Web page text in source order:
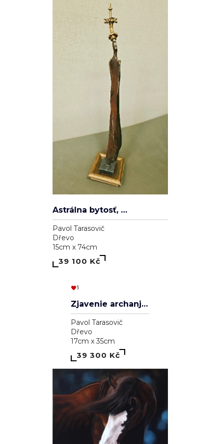
100cm x 80cm
22 000 Kč
Aleksander Veľký
Pavol Tarasovič
Dřevo
20cm x 30cm
39 000 Kč